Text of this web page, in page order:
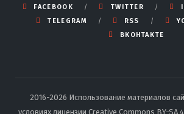
FACEBOOK TWITTER
TELEGRAM
RSS
ВКОНТАКТЕ
2016-2026 Использование материалов
условиях лицензии Creative Commons BY-SA